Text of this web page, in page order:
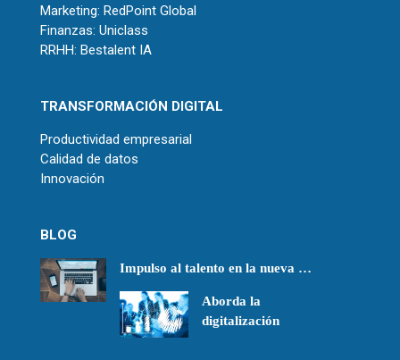
Marketing: RedPoint Global
Finanzas: Uniclass
RRHH: Bestalent IA
TRANSFORMACIÓN DIGITAL
Productividad empresarial
Calidad de datos
Innovación
BLOG
Impulso al talento en la nueva …
Aborda la
digitalización